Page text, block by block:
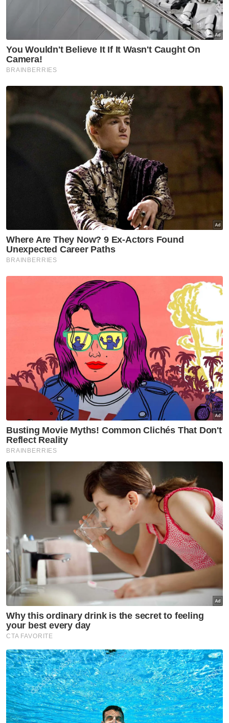
Ketahuilah sekiranya anda melakukan
penyerahan sekarang, anda akan dikenakan
caj premium yang lebih tinggi apabila anda
ingin membeli produk takaful atau insurans
dengan manfaat serupa pada umur yang
Sebagai alternatif, anda boleh berbincang
dengan pengendali takaful atau syarikat
insurans tentang opsyen untuk meneruskan
perlindungan takaful atau insurans anda.
Sebagai contoh, anda mungkin boleh
mengurangkan bayaran premium tetapi ini
juga akan mengurangkan manfaat
perlindungan yang diberikan.
Terdapat juga produk insurans yang
menawarkan caj premium rendah yang lebih
bersesuaian dengan kemampuan kewangan
Tambahan, Persatuan Insurans Hayat
Malaysia (LIAM) dan Persatuan Takaful
Malaysia (MTA) mengumumkan pada 22 Jun
2021 bahawa semua penginsurans hayat dan
pengendali takaful keluarga telah
melanjutkan Program Bantuan Covid-19 bagi
penangguhan pembayaran premium dan
sumbangan takaful dan langkah-langkah
bantuan tambahan sehingga 31 Disember
2021 untuk pemegang polisi atau sijil yang
terjejas dari segi kewangan akibat pandemik.
Persatuan Insurans Am Malaysia (PIAM) juga
membuat pengumuman bahawa semua
penanggung insurans am akan terus
menawarkan langkah-langkah bantuan
tambahan kepada pemegang polisi yang
terjejas akibat pandemik sehingga 31
Disember 2021.
LIAM pada bulan Mac tahun ini melaporkan
bahawa kadar ketegaran atau persistency
pemilik polisi tidak terjejas oleh pandemik
malah bertambah daripada 94.5 peratus
pada tahun 2019 ke 95.6 peratus pada tahun
2020.
Bilangan pemilik polisi yang tidak meneruskan
perlindungan insurans pada tahun 2020 juga
merupakan yang terendah dalam tempoh
lima tahun yang terdekat.